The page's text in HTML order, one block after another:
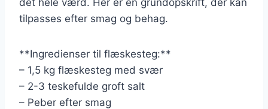
tilpasses efter smag og behag.
**Ingredienser til flæskesteg:**
– 1,5 kg flæskesteg med svær
– 2-3 teskefulde groft salt
– Peber efter smag